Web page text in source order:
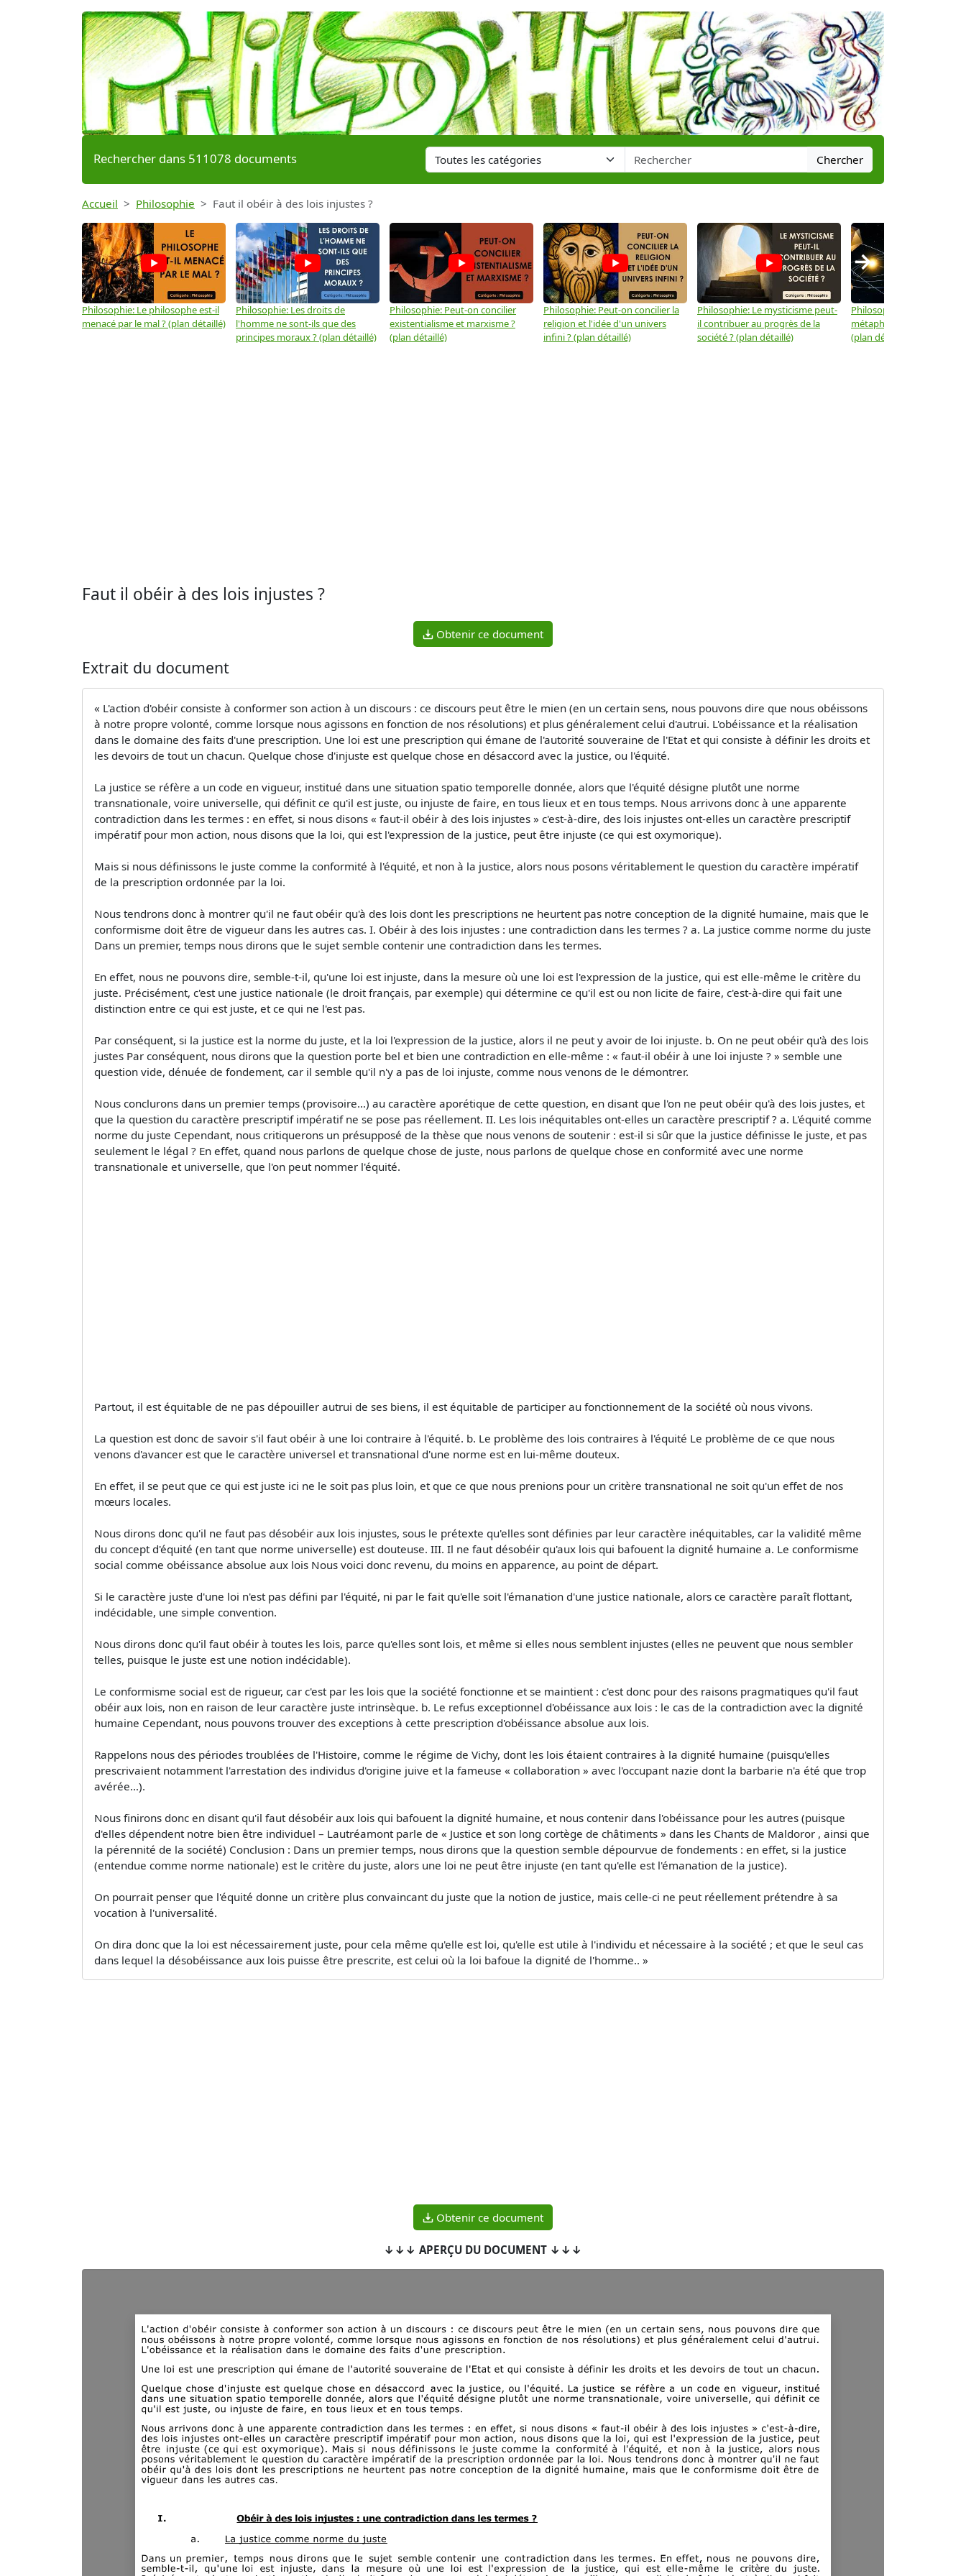
Rechercher dans 511078 documents Chercher
Accueil Philosophie Faut il obéir à des lois injustes ?
Philosophie: Le philosophe est-il
menacé par le mal ? (plan détaillé)
Philosophie: Les droits de
l'homme ne sont-ils que des
principes moraux ? (plan détaillé)
Philosophie: Peut-on concilier
existentialisme et marxisme ?
(plan détaillé)
Philosophie: Peut-on concilier la
religion et l'idée d'un univers
infini ? (plan détaillé)
Philosophie: Le mysticisme peut-
il contribuer au progrès de la
société ? (plan détaillé)
Philosophie: Peut-on lier la
métaphysique à la
(plan détaillé)
→
Faut il obéir à des lois injustes ?
Obtenir ce document
Extrait du document
« L'action d'obéir consiste à conformer son action à un discours : ce discours peut être le mien (en un certain sens, nous pouvons dire que nous obéissons
à notre propre volonté, comme lorsque nous agissons en fonction de nos résolutions) et plus généralement celui d'autrui. L'obéissance et la réalisation
dans le domaine des faits d'une prescription. Une loi est une prescription qui émane de l'autorité souveraine de l'Etat et qui consiste à définir les droits et
les devoirs de tout un chacun. Quelque chose d'injuste est quelque chose en désaccord avec la justice, ou l'équité.
La justice se réfère a un code en vigueur, institué dans une situation spatio temporelle donnée, alors que l'équité désigne plutôt une norme
transnationale, voire universelle, qui définit ce qu'il est juste, ou injuste de faire, en tous lieux et en tous temps. Nous arrivons donc à une apparente
contradiction dans les termes : en effet, si nous disons « faut-il obéir à des lois injustes » c'est-à-dire, des lois injustes ont-elles un caractère prescriptif
impératif pour mon action, nous disons que la loi, qui est l'expression de la justice, peut être injuste (ce qui est oxymorique).
Mais si nous définissons le juste comme la conformité à l'équité, et non à la justice, alors nous posons véritablement le question du caractère impératif
de la prescription ordonnée par la loi.
Nous tendrons donc à montrer qu'il ne faut obéir qu'à des lois dont les prescriptions ne heurtent pas notre conception de la dignité humaine, mais que le
conformisme doit être de vigueur dans les autres cas. I. Obéir à des lois injustes : une contradiction dans les termes ? a. La justice comme norme du juste
Dans un premier, temps nous dirons que le sujet semble contenir une contradiction dans les termes.
En effet, nous ne pouvons dire, semble-t-il, qu'une loi est injuste, dans la mesure où une loi est l'expression de la justice, qui est elle-même le critère du
juste. Précisément, c'est une justice nationale (le droit français, par exemple) qui détermine ce qu'il est ou non licite de faire, c'est-à-dire qui fait une
distinction entre ce qui est juste, et ce qui ne l'est pas.
Par conséquent, si la justice est la norme du juste, et la loi l'expression de la justice, alors il ne peut y avoir de loi injuste. b. On ne peut obéir qu'à des lois
justes Par conséquent, nous dirons que la question porte bel et bien une contradiction en elle-même : « faut-il obéir à une loi injuste ? » semble une
question vide, dénuée de fondement, car il semble qu'il n'y a pas de loi injuste, comme nous venons de le démontrer.
Nous conclurons dans un premier temps (provisoire…) au caractère aporétique de cette question, en disant que l'on ne peut obéir qu'à des lois justes, et
que la question du caractère prescriptif impératif ne se pose pas réellement. II. Les lois inéquitables ont-elles un caractère prescriptif ? a. L'équité comme
norme du juste Cependant, nous critiquerons un présupposé de la thèse que nous venons de soutenir : est-il si sûr que la justice définisse le juste, et pas
seulement le légal ? En effet, quand nous parlons de quelque chose de juste, nous parlons de quelque chose en conformité avec une norme
transnationale et universelle, que l'on peut nommer l'équité.
Partout, il est équitable de ne pas dépouiller autrui de ses biens, il est équitable de participer au fonctionnement de la société où nous vivons.
La question est donc de savoir s'il faut obéir à une loi contraire à l'équité. b. Le problème des lois contraires à l'équité Le problème de ce que nous
venons d'avancer est que le caractère universel et transnational d'une norme est en lui-même douteux.
En effet, il se peut que ce qui est juste ici ne le soit pas plus loin, et que ce que nous prenions pour un critère transnational ne soit qu'un effet de nos
mœurs locales.
Nous dirons donc qu'il ne faut pas désobéir aux lois injustes, sous le prétexte qu'elles sont définies par leur caractère inéquitables, car la validité même
du concept d'équité (en tant que norme universelle) est douteuse. III. Il ne faut désobéir qu'aux lois qui bafouent la dignité humaine a. Le conformisme
social comme obéissance absolue aux lois Nous voici donc revenu, du moins en apparence, au point de départ.
Si le caractère juste d'une loi n'est pas défini par l'équité, ni par le fait qu'elle soit l'émanation d'une justice nationale, alors ce caractère paraît flottant,
indécidable, une simple convention.
Nous dirons donc qu'il faut obéir à toutes les lois, parce qu'elles sont lois, et même si elles nous semblent injustes (elles ne peuvent que nous sembler
telles, puisque le juste est une notion indécidable).
Le conformisme social est de rigueur, car c'est par les lois que la société fonctionne et se maintient : c'est donc pour des raisons pragmatiques qu'il faut
obéir aux lois, non en raison de leur caractère juste intrinsèque. b. Le refus exceptionnel d'obéissance aux lois : le cas de la contradiction avec la dignité
humaine Cependant, nous pouvons trouver des exceptions à cette prescription d'obéissance absolue aux lois.
Rappelons nous des périodes troublées de l'Histoire, comme le régime de Vichy, dont les lois étaient contraires à la dignité humaine (puisqu'elles
prescrivaient notamment l'arrestation des individus d'origine juive et la fameuse « collaboration » avec l'occupant nazie dont la barbarie n'a été que trop
avérée…).
Nous finirons donc en disant qu'il faut désobéir aux lois qui bafouent la dignité humaine, et nous contenir dans l'obéissance pour les autres (puisque
d'elles dépendent notre bien être individuel – Lautréamont parle de « Justice et son long cortège de châtiments » dans les Chants de Maldoror , ainsi que
la pérennité de la société) Conclusion : Dans un premier temps, nous dirons que la question semble dépourvue de fondements : en effet, si la justice
(entendue comme norme nationale) est le critère du juste, alors une loi ne peut être injuste (en tant qu'elle est l'émanation de la justice).
On pourrait penser que l'équité donne un critère plus convaincant du juste que la notion de justice, mais celle-ci ne peut réellement prétendre à sa
vocation à l'universalité.
On dira donc que la loi est nécessairement juste, pour cela même qu'elle est loi, qu'elle est utile à l'individu et nécessaire à la société ; et que le seul cas
dans lequel la désobéissance aux lois puisse être prescrite, est celui où la loi bafoue la dignité de l'homme.. »
Obtenir ce document
↓↓↓ APERÇU DU DOCUMENT ↓↓↓